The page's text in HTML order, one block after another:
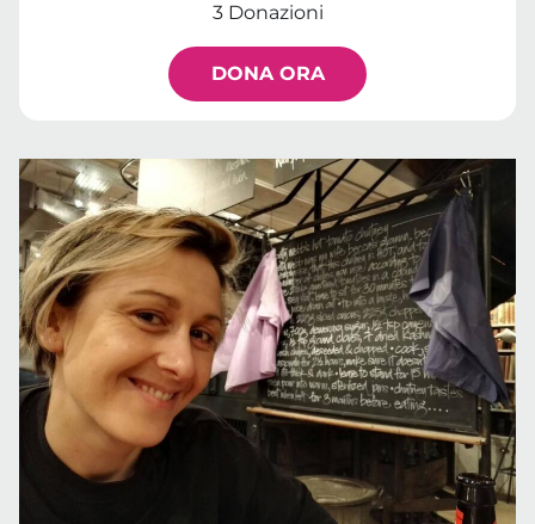
3 Donazioni
DONA ORA